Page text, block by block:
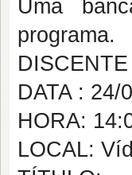
Uma
programa.
DATA : 24/
HORA:
LOCAL: